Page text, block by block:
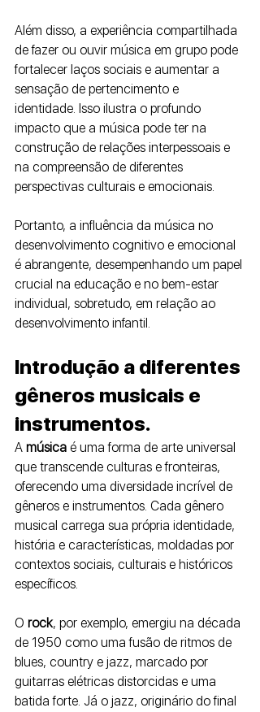
Além disso, a experiência compartilhada
de fazer ou ouvir música em grupo pode
fortalecer laços sociais e aumentar a
sensação de pertencimento e
identidade. Isso ilustra o profundo
impacto que a música pode ter na
construção de relações interpessoais e
na compreensão de diferentes
perspectivas culturais e emocionais.
Portanto, a influência da música no
desenvolvimento cognitivo e emocional
é abrangente, desempenhando um papel
crucial na educação e no bem-estar
individual, sobretudo, em relação ao
desenvolvimento infantil.
Introdução a diferentes
gêneros musicais e
instrumentos.
A música é uma forma de arte universal
que transcende culturas e fronteiras,
oferecendo uma diversidade incrível de
gêneros e instrumentos. Cada gênero
musical carrega sua própria identidade,
história e características, moldadas por
contextos sociais, culturais e históricos
específicos.
O rock, por exemplo, emergiu na década
de 1950 como uma fusão de ritmos de
blues, country e jazz, marcado por
guitarras elétricas distorcidas e uma
batida forte. Já o jazz, originário do final